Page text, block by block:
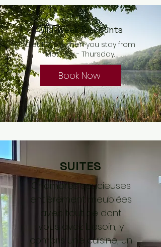
Mid-week Discounts
Get 10% off when you stay from
Monday - Thursday.
Book Now
SUITES
Chambres spacieuses
entièrement meublées
avec tout ce dont
vous avez besoin, y
compris une cuisine, un